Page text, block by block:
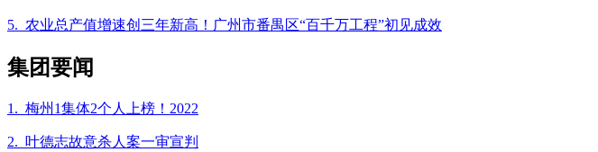
5. 农业总产值增速创三年新高！广州市番禺区“百千万工程”初见成效
集团要闻
1. 梅州1集体2个人上榜！2022
2. 叶德志故意杀人案一审宣判